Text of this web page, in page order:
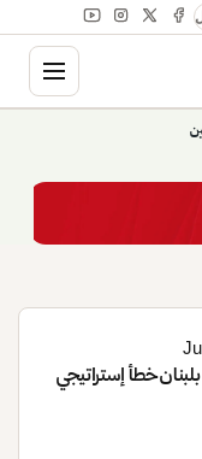
خطأ إستراتيجي